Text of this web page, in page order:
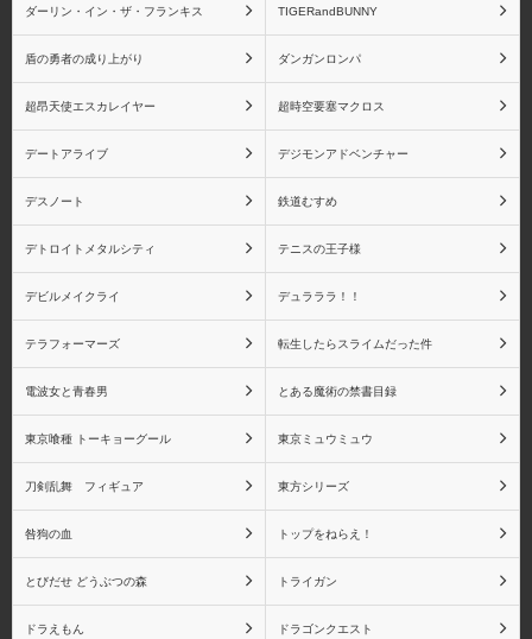
物語シリーズ 八九寺真
宵
物語シリーズ 阿良々木
月火
物語シリーズ 阿良々木
火憐
物語シリーズ 羽川翼
物語シリーズ 斧乃木余
物語シリーズ キスショ
ートアンダーブレード
物語シリーズ その他キ
ャラクター
ダーリン・イン・ザ・フランキス TIGERandBUNNY
盾の勇者の成り上がり ダンガンロンパ
超昂天使エスカレイヤー 超時空要塞マクロス
デートアライブ デジモンアドベンチャー
デスノート 鉄道むすめ
デトロイトメタルシティ テニスの王子様
デビルメイクライ デュラララ！！
テラフォーマーズ 転生したらスライムだった件
電波女と青春男 とある魔術の禁書目録
東京喰種 トーキョーグール 東京ミュウミュウ
刀剣乱舞 フィギュア 東方シリーズ
咎狗の血 トップをねらえ！
とびだせ どうぶつの森 トライガン
ドラえもん ドラゴンクエスト